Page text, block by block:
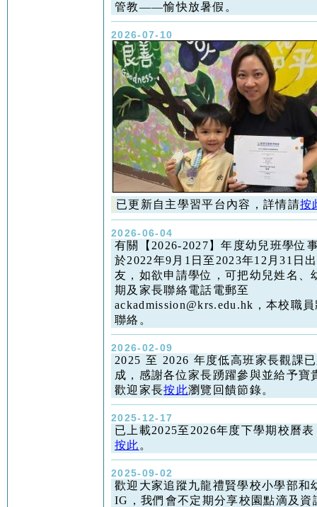
管教——愉快放暑假。
2026-07-10
已更新自主學習平台內容，詳情請按
2026-06-04
有關【2026-2027】年度幼兒班學位
於2022年9月1日至2023年12月31日
友，如欲申請學位，可把幼兒姓名、
期及家長聯絡電話電郵至
ackadmission@krs.edu.hk，本校職
聯絡。
2026-02-09
2025 至 2026 年度低高班家長觀課
成，感謝各位家長踴躍參與並給予寶
歡迎家長按此瀏覽回饋節錄。
2025-12-17
已上載2025至2026年度下學期校曆
按此 。
2025-09-02
歡迎大家追蹤九龍禮賢學校小學部和
IG，我們會不定期分享校園點滴及資